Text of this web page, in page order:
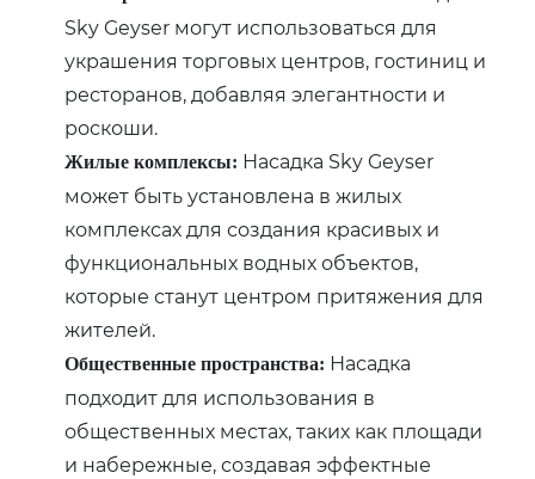
Sky Geyser могут использоваться для
украшения торговых центров, гостиниц и
ресторанов, добавляя элегантности и
роскоши.
Жилые комплексы: Насадка Sky Geyser
может быть установлена в жилых
комплексах для создания красивых и
функциональных водных объектов,
которые станут центром притяжения для
жителей.
Общественные пространства: Насадка
подходит для использования в
общественных местах, таких как площади
и набережные, создавая эффектные